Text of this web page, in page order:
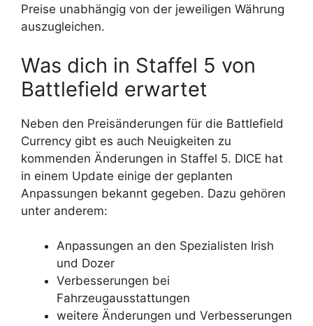
Preise unabhängig von der jeweiligen Währung
auszugleichen.
Was dich in Staffel 5 von
Battlefield erwartet
Neben den Preisänderungen für die Battlefield
Currency gibt es auch Neuigkeiten zu
kommenden Änderungen in Staffel 5. DICE hat
in einem Update einige der geplanten
Anpassungen bekannt gegeben. Dazu gehören
unter anderem:
Anpassungen an den Spezialisten Irish
und Dozer
Verbesserungen bei
Fahrzeugausstattungen
weitere Änderungen und Verbesserungen